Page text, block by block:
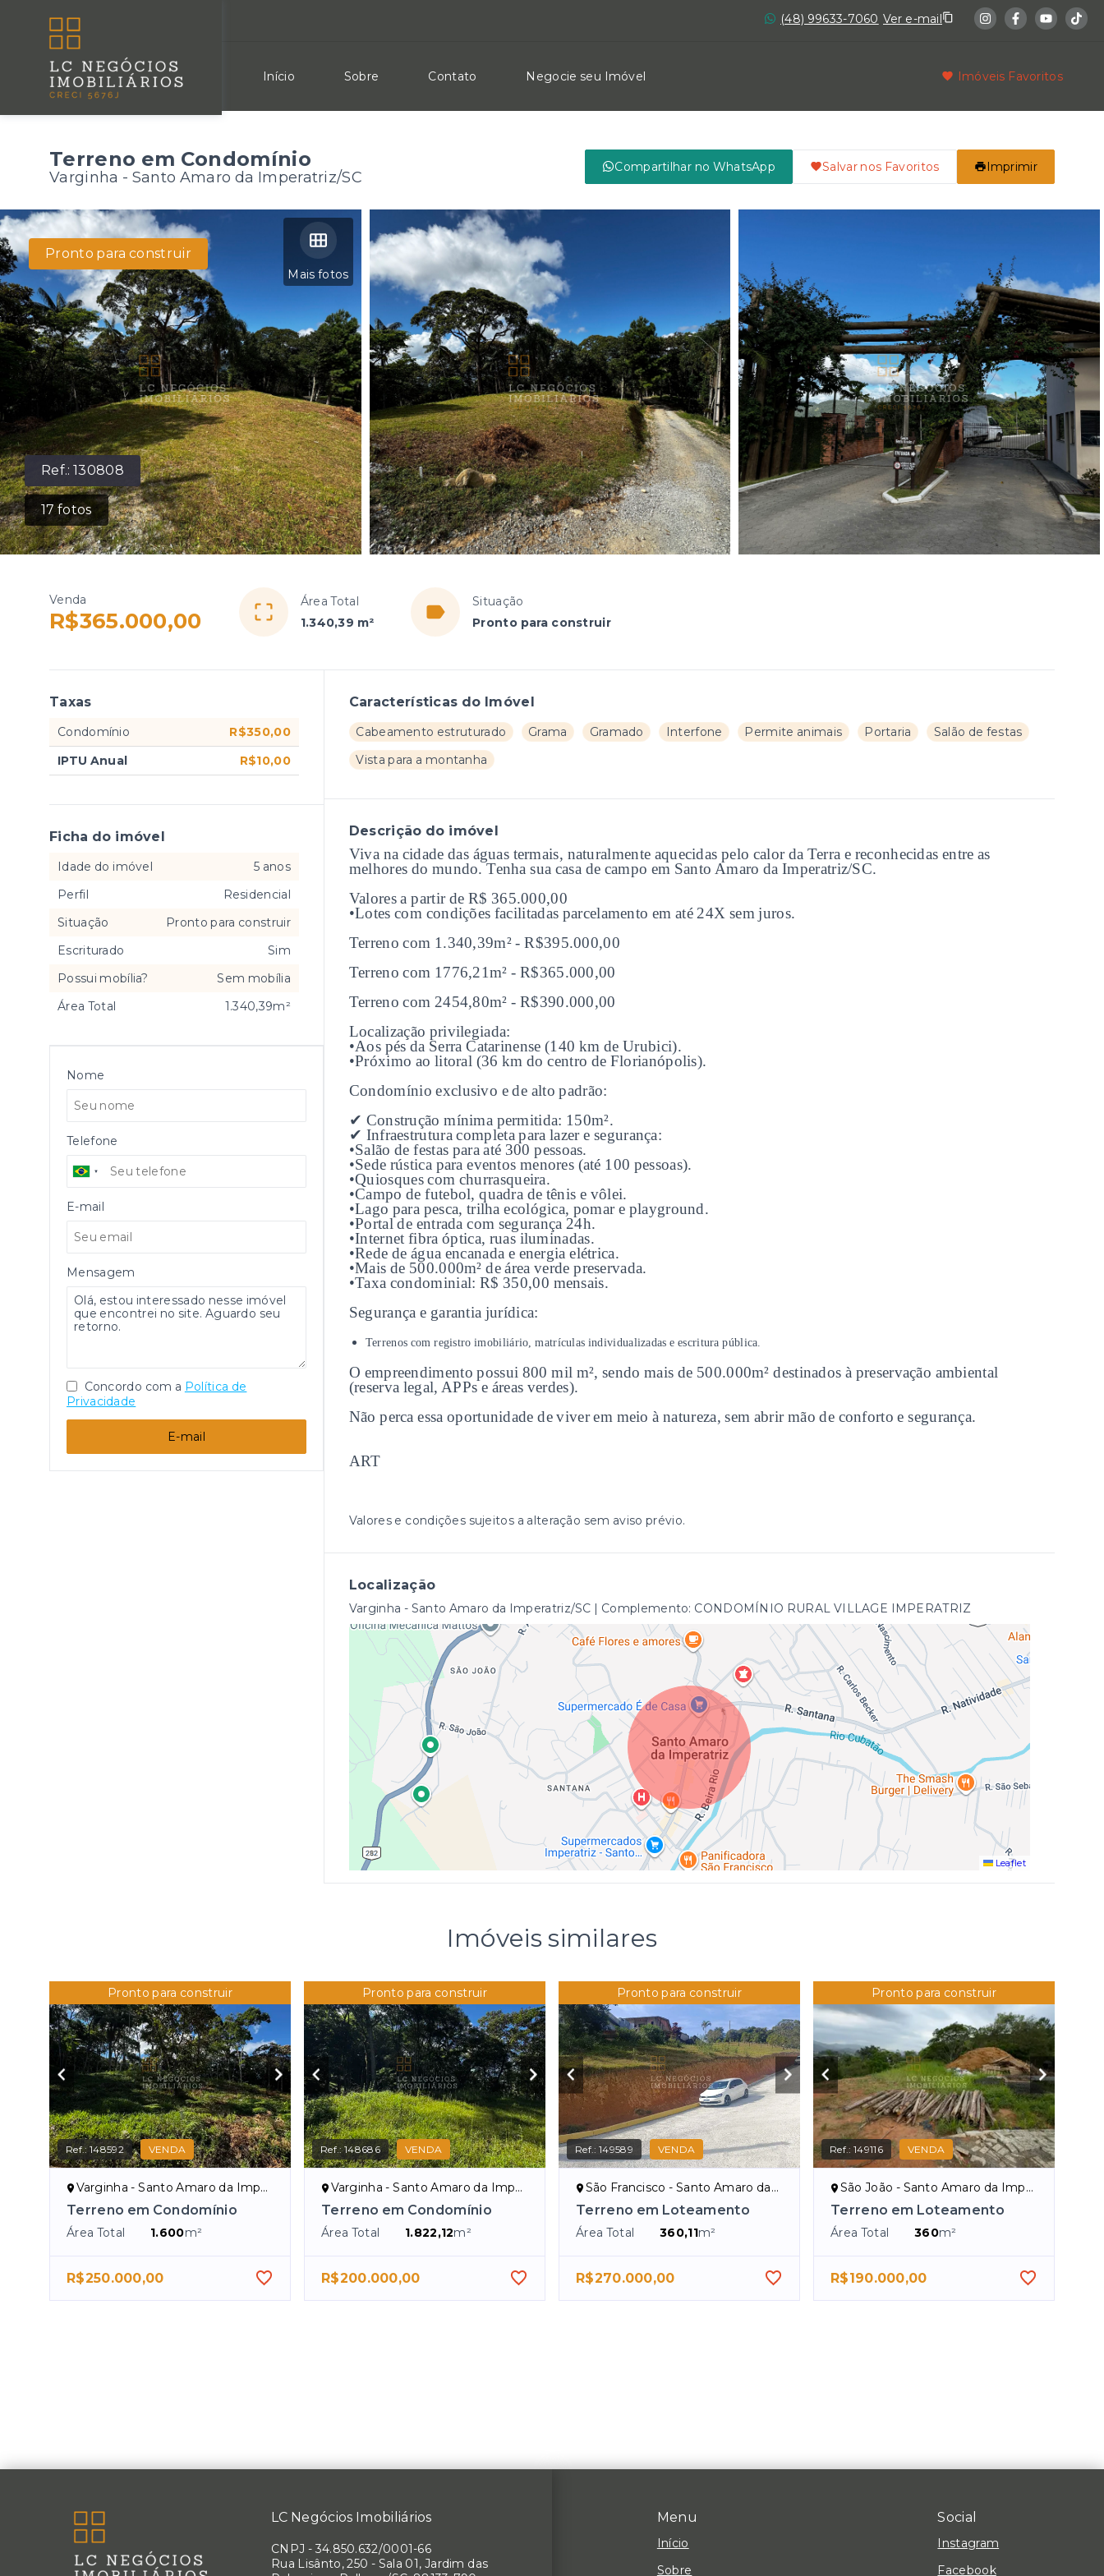
(48) 99633-7060 Ver e-mail
Início Sobre Contato Negocie seu Imóvel Imóveis Favoritos
Terreno em Condomínio
Varginha - Santo Amaro da Imperatriz/SC
Compartilhar no WhatsApp Salvar nos Favoritos Imprimir
Ref.:130808
17fotos
Mais fotos
Pronto para construir
Venda
R$365.000,00
Área Total
1.340,39 m²
Situação
Pronto para construir
Características do Imóvel
Cabeamento estruturado Grama Gramado Interfone Permite animais Portaria
Salão de festas
Vista para a montanha
Descrição do imóvel
Viva na cidade das águas termais, naturalmente aquecidas pelo calor da Terra e reconhecidas entre as
melhores do mundo. Tenha sua casa de campo em Santo Amaro da Imperatriz/SC.
Valores a partir de R$ 365.000,00
•Lotes com condições facilitadas parcelamento em até 24X sem juros.
Terreno com 1.340,39m² - R$395.000,00
Terreno com 1776,21m² - R$365.000,00
Terreno com 2454,80m² - R$390.000,00
Localização privilegiada:
•Aos pés da Serra Catarinense (140 km de Urubici).
•Próximo ao litoral (36 km do centro de Florianópolis).
Condomínio exclusivo e de alto padrão:
✔ Construção mínima permitida: 150m².
✔ Infraestrutura completa para lazer e segurança:
•Salão de festas para até 300 pessoas.
•Sede rústica para eventos menores (até 100 pessoas).
•Quiosques com churrasqueira.
•Campo de futebol, quadra de tênis e vôlei.
•Lago para pesca, trilha ecológica, pomar e playground.
•Portal de entrada com segurança 24h.
•Internet fibra óptica, ruas iluminadas.
•Rede de água encanada e energia elétrica.
•Mais de 500.000m² de área verde preservada.
•Taxa condominial: R$ 350,00 mensais.
Segurança e garantia jurídica:
Terrenos com registro imobiliário, matrículas individualizadas e escritura pública.
O empreendimento possui 800 mil m², sendo mais de 500.000m² destinados à preservação ambiental
(reserva legal, APPs e áreas verdes).
Não perca essa oportunidade de viver em meio à natureza, sem abrir mão de conforto e segurança.
ART
Valores e condições sujeitos a alteração sem aviso prévio.
Localização
Varginha - Santo Amaro da Imperatriz/SC | Complemento: CONDOMÍNIO RURAL VILLAGE IMPERATRIZ
Leaflet
Taxas
Condomínio
R$350,00
IPTU Anual
R$10,00
Ficha do imóvel
Idade do imóvel
5 anos
Perfil
Residencial
Situação
Pronto para construir
Escriturado
Sim
Possui mobília?
Sem mobília
Área Total
1.340,39m²
Nome
Telefone
E-mail
Mensagem
Concordo com a Política de
Privacidade
E-mail
Imóveis similares
Pronto para construir
Ref.:148592 VENDA
Varginha - Santo Amaro da Imperatriz/SC
Terreno em Condomínio
Área Total 1.600m²
R$250.000,00
Pronto para construir
Ref.:148686 VENDA
Varginha - Santo Amaro da Imperatriz/SC
Terreno em Condomínio
Área Total 1.822,12m²
R$200.000,00
Pronto para construir
Ref.:149589 VENDA
São Francisco - Santo Amaro da Imperatriz/SC
Terreno em Loteamento
Área Total 360,11m²
R$270.000,00
Pronto para construir
Ref.:149116 VENDA
São João - Santo Amaro da Imperatriz/SC
Terreno em Loteamento
Área Total 360m²
R$190.000,00
Menu
Início
Sobre
Social
Instagram
Facebook
LC Negócios Imobiliários
CNPJ - 34.850.632/0001-66
Rua Lisânto, 250 - Sala 01, Jardim das